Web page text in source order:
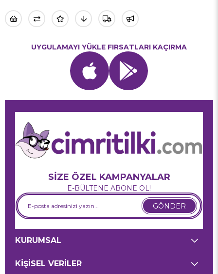
UYGULAMAYI YÜKLE FIRSATLARI KAÇIRMA
SİZE ÖZEL KAMPANYALAR
E-BÜLTENE ABONE OL!
GÖNDER
KURUMSAL
KİŞİSEL VERİLER